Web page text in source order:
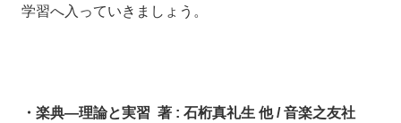
学習へ入っていきましょう。
・楽典―理論と実習 著 : 石桁真礼生 他/ 音楽之友社